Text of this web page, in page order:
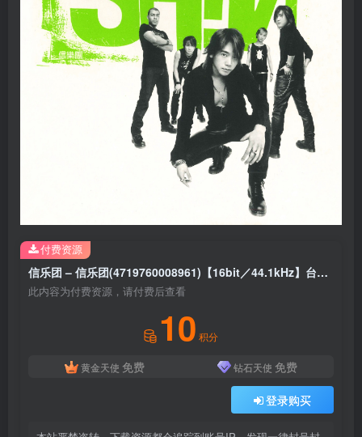
信乐团 – 信乐团(4719760008961)【16bit／44.1kHz】台湾区
此内容为付费资源，请付费后查看
10 积分
黄金天使 免费 钻石天使 免费
登录购买
付费资源